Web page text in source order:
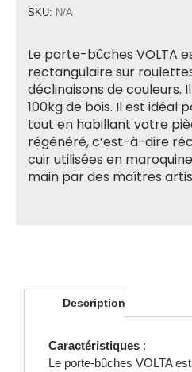
SKU: N/A
Le porte-bûches VOLTA
rectangulaire sur
déclinaisons de couleurs.
100kg de bois. Il est idéal
tout en habillant votre
régénéré, c’est-à-dire
cuir utilisées en
main par des maîtres
Description
Caractéristiques :
Le porte-bûches VOLTA